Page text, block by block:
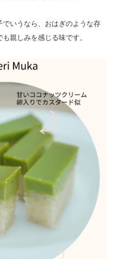
いうなら、おはぎのような存
親しみを感じる味です。